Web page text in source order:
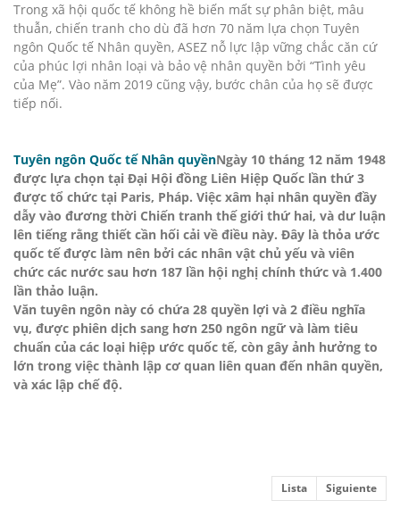
Trong xã hội quốc tế không hề biến mất sự phân biệt, mâu
thuẫn, chiến tranh cho dù đã hơn 70 năm lựa chọn Tuyên
ngôn Quốc tế Nhân quyền, ASEZ nỗ lực lập vững chắc căn cứ
của phúc lợi nhân loại và bảo vệ nhân quyền bởi “Tình yêu
của Mẹ”. Vào năm 2019 cũng vậy, bước chân của họ sẽ được
tiếp nối.
Tuyên ngôn Quốc tế Nhân quyềnNgày 10 tháng 12 năm 1948
được lựa chọn tại Đại Hội đồng Liên Hiệp Quốc lần thứ 3
được tổ chức tại Paris, Pháp. Việc xâm hại nhân quyền đầy
dẫy vào đương thời Chiến tranh thế giới thứ hai, và dư luận
lên tiếng rằng thiết cần hối cải về điều này. Đây là thỏa ước
quốc tế được làm nên bởi các nhân vật chủ yếu và viên
chức các nước sau hơn 187 lần hội nghị chính thức và 1.400
lần thảo luận.
Văn tuyên ngôn này có chứa 28 quyền lợi và 2 điều nghĩa
vụ, được phiên dịch sang hơn 250 ngôn ngữ và làm tiêu
chuẩn của các loại hiệp ước quốc tế, còn gây ảnh hưởng to
lớn trong việc thành lập cơ quan liên quan đến nhân quyền,
và xác lập chế độ.
Lista Siguiente